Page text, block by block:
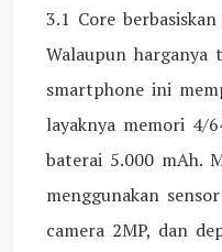
3.1 Core
Walaupun
smartphone ini
layaknya memori 4/
baterai 5.000 mAh.
menggunakan
camera 2MP, dan